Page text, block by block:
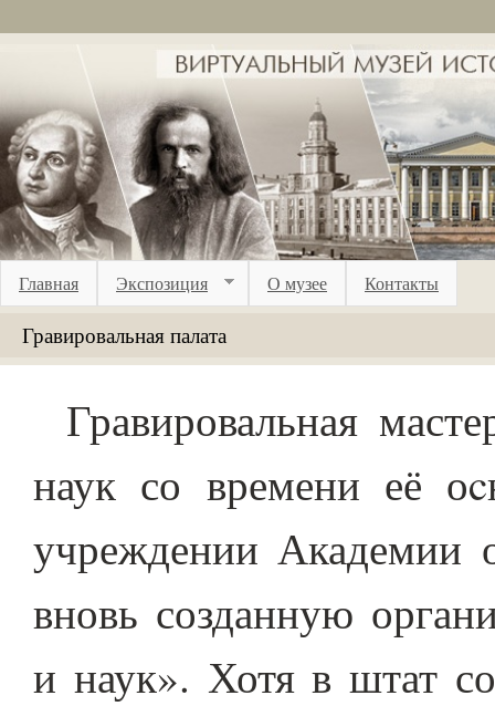
Главная Экспозиция О музее Контакты
Гравировальная палата
Гравировальная
наук со времени её
учреждении Академии
вновь созданную
и наук». Хотя в штат